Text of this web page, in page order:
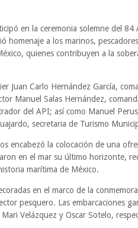
en la ceremonia solemne del 84
homenaje a los marinos,
quienes contribuyen a la
Juan Carlo Hernández García,
Manuel Salas Hernández,
del API; así como Manuel
secretaria de Turismo
encabezó la colocación de una
en el mar su último horizonte,
marítima de México.
en el marco de la
pesquero. Las embarcaciones
Velázquez y Oscar Sotelo,